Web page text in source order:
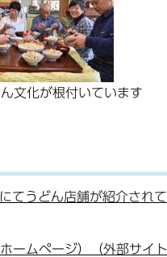
文化が根付いています
てうどん店舗が紹介され
ームページ）（外部サイト